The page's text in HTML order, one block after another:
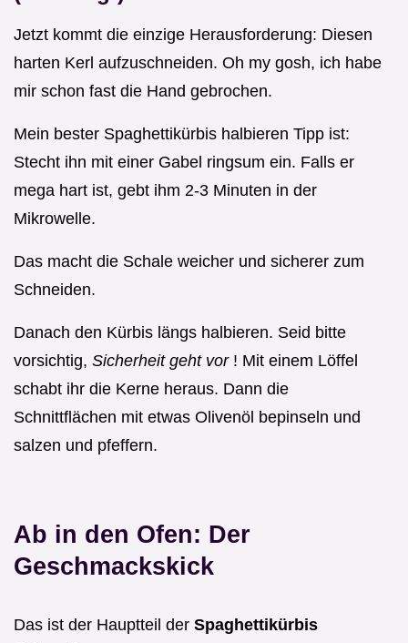
Jetzt kommt die einzige Herausforderung: Diesen
harten Kerl aufzuschneiden. Oh my gosh, ich habe
mir schon fast die Hand gebrochen.
Mein bester Spaghettikürbis halbieren Tipp ist:
Stecht ihn mit einer Gabel ringsum ein. Falls er
mega hart ist, gebt ihm 2-3 Minuten in der
Mikrowelle.
Das macht die Schale weicher und sicherer zum
Schneiden.
Danach den Kürbis längs halbieren. Seid bitte
vorsichtig, Sicherheit geht vor ! Mit einem Löffel
schabt ihr die Kerne heraus. Dann die
Schnittflächen mit etwas Olivenöl bepinseln und
salzen und pfeffern.
Ab in den Ofen: Der
Geschmackskick
Das ist der Hauptteil der Spaghettikürbis